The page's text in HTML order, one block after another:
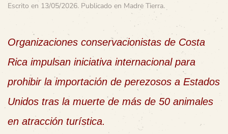
Escrito en 13/05/2026. Publicado en Madre Tierra.
Organizaciones conservacionistas de Costa
Rica impulsan iniciativa internacional para
prohibir la importación de perezosos a Estados
Unidos tras la muerte de más de 50 animales
en atracción turística.